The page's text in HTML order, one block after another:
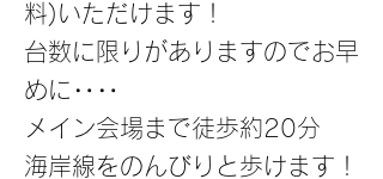
料)いただけます！
台数に限りがありますのでお早
めに‥‥
メイン会場まで徒歩約20分
海岸線をのんびりと歩けます！